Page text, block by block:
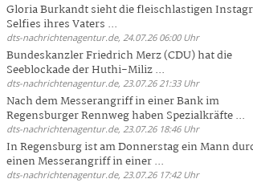
Gloria Burkandt sieht die fleischlastigen
Selfies ihres Vaters ...
dts-nachrichtenagentur.de, 24.07.26 06:00 Uhr
Bundeskanzler Friedrich Merz (CDU) hat die
Seeblockade der Huthi-Miliz ...
dts-nachrichtenagentur.de, 23.07.26 21:33 Uhr
Nach dem Messerangriff in einer Bank im
Regensburger Rennweg haben Spezialkräfte ...
dts-nachrichtenagentur.de, 23.07.26 18:46 Uhr
In Regensburg ist am Donnerstag ein Mann
einen Messerangriff in einer ...
dts-nachrichtenagentur.de, 23.07.26 17:42 Uhr